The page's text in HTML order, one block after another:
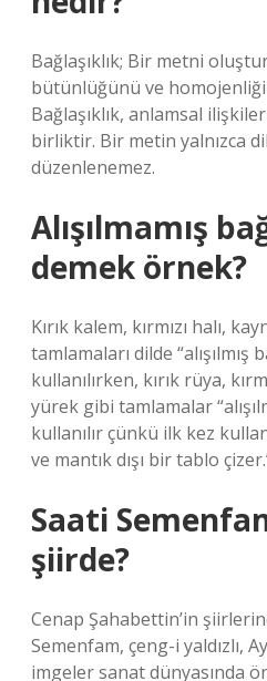
Bağlaşıklık; Bir metni
bütünlüğünü ve
Bağlaşıklık, anlamsal
birliktir. Bir metin yalnızca
düzenlenemez.
Alışılmamış
demek örnek?
Kırık kalem, kırmızı halı,
tamlamaları dilde “alışılmış
kullanılırken, kırık rüya,
yürek gibi tamlamalar
kullanılır çünkü ilk kez
ve mantık dışı bir tablo
Saati
şiirde?
Cenap Şahabettin’in
Semenfam, çeng-i yaldızlı,
imgeler sanat dünyasında